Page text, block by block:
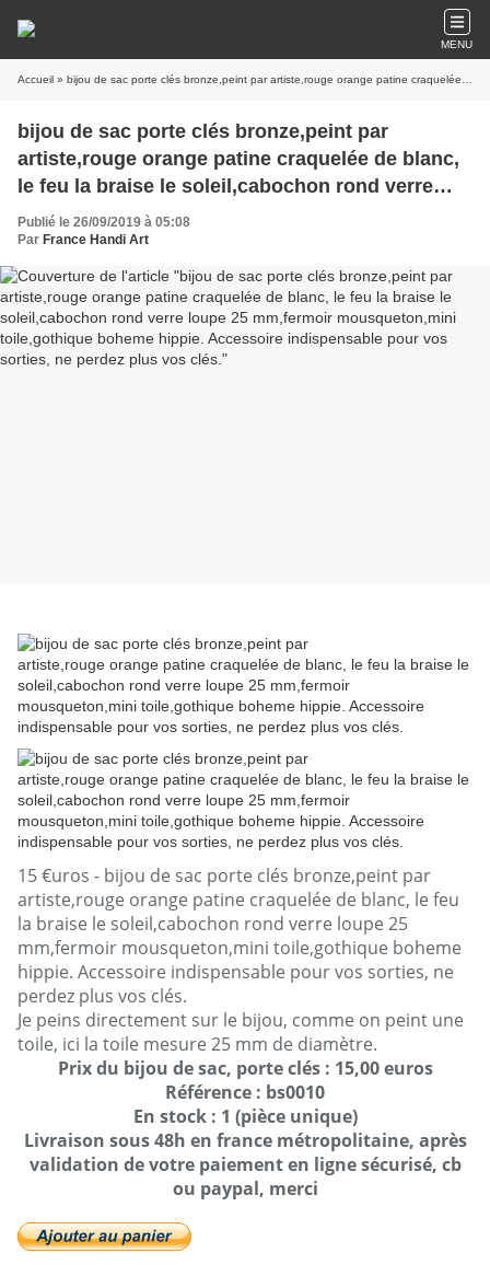
MENU
Accueil » bijou de sac porte clés bronze,peint par artiste,rouge orange patine craquelée de blanc, le feu la braise le soleil,cabochon rond verre loupe 25 mm,fermoir mousqueton,mini toile,gothique boheme hippie. Accessoire indispensable pour vos sorties, ne perdez plus vos clés.
bijou de sac porte clés bronze,peint par
artiste,rouge orange patine craquelée de blanc,
le feu la braise le soleil,cabochon rond verre
loupe 25 mm,fermoir mousqueton,mini
toile,gothique boheme hippie. Accessoire
indispensable pour vos sorties, ne perdez plus
vos clés.
Publié le 26/09/2019 à 05:08
Par France Handi Art
15 €uros - bijou de sac porte clés bronze,peint par
artiste,rouge orange patine craquelée de blanc, le feu
la braise le soleil,cabochon rond verre loupe 25
mm,fermoir mousqueton,mini toile,gothique boheme
hippie. Accessoire indispensable pour vos sorties, ne
perdez plus vos clés.
Je peins directement sur le bijou, comme on peint une
toile, ici la toile mesure 25 mm de diamètre.
Prix du bijou de sac, porte clés : 15,00 euros
Référence : bs0010
En stock : 1 (pièce unique)
Livraison sous 48h en france métropolitaine, après
validation de votre paiement en ligne sécurisé, cb
ou paypal, merci